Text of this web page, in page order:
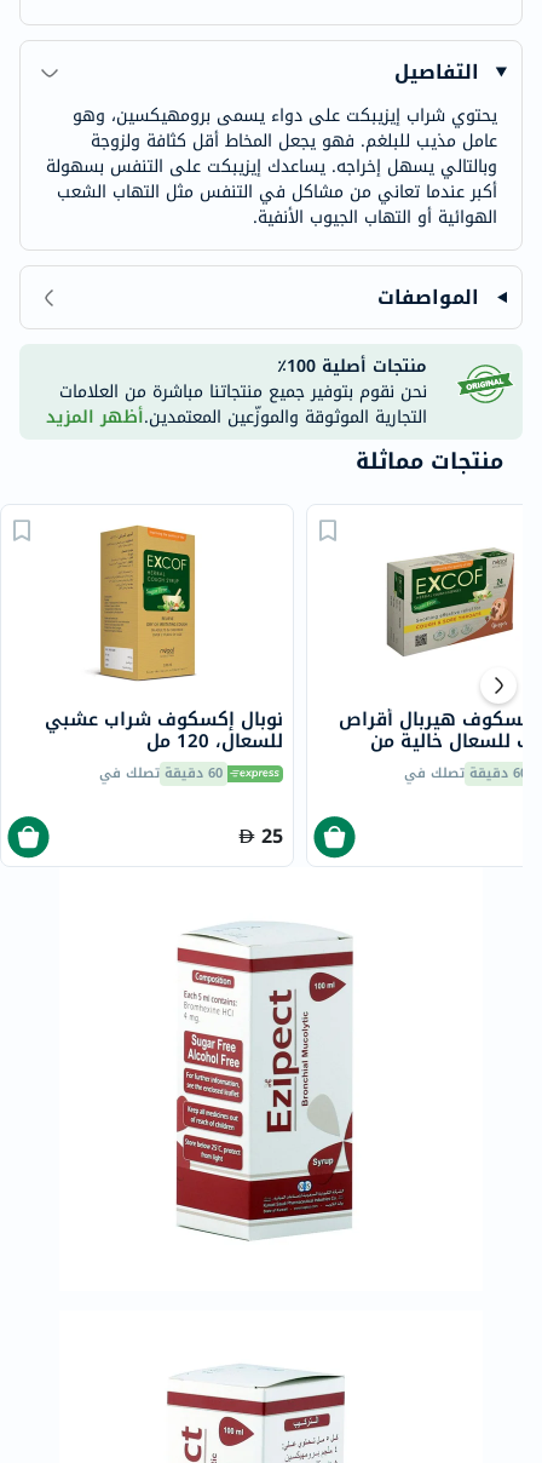
التفاصيل
يحتوي شراب إيزيبكت على دواء يسمى برومهيكسين، وهو
عامل مذيب للبلغم. فهو يجعل المخاط أقل كثافة ولزوجة
وبالتالي يسهل إخراجه. يساعدك إيزيبكت على التنفس بسهولة
أكبر عندما تعاني من مشاكل في التنفس مثل التهاب الشعب
الهوائية أو التهاب الجيوب الأنفية.
المواصفات
منتجات أصلية 100٪
نحن نقوم بتوفير جميع منتجاتنا مباشرة من العلامات
التجارية الموثوقة والموزّعين المعتمدين.أظهر المزيد
منتجات مماثلة
نوبال إكسكوف شراب عشبي
للسعال، 120 مل
60 دقيقة تصلك في
25
إكسكوف هيربال أقراص
للسعال خالية من
بنكهة الزنجبيل، حزمة
60 دقيقة تصلك في